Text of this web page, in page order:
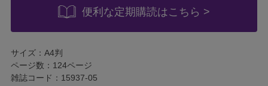
便利な定期購読はこちら >
サイズ：A4判
ページ数：124ページ
雑誌コード：15937-05